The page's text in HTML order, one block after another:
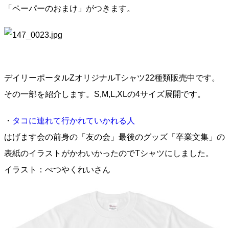
「ペーパーのおまけ」がつきます。
デイリーポータルZオリジナルTシャツ22種類販売中です。
その一部を紹介します。S,M,L,XLの4サイズ展開です。
・ タコに連れて行かれていかれる人
はげます会の前身の「友の会」最後のグッズ「卒業文集」の
表紙のイラストがかわいかったのでTシャツにしました。
イラスト：べつやくれいさん